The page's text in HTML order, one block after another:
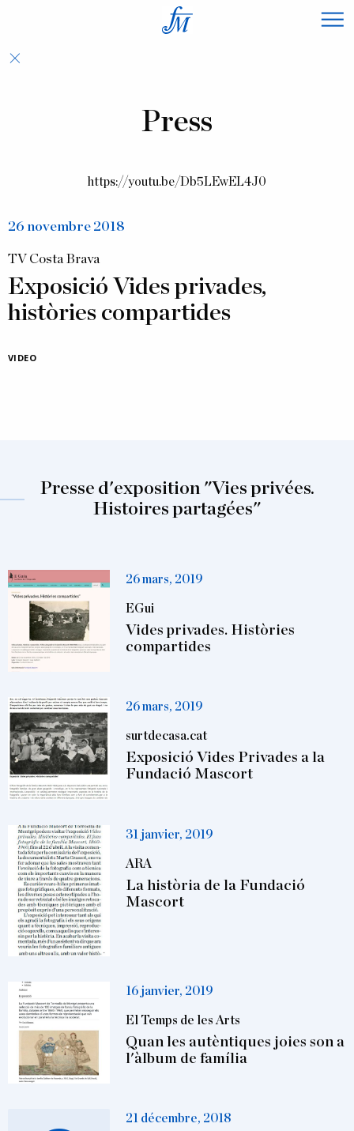
×
Press
26 novembre 2018
TV Costa Brava
Exposició Vides privades,
històries compartides
VIDEO
https://youtu.be/Db5LEwEL4J0
Presse d'exposition "Vies privées.
Histoires partagées"
26 mars, 2019
EGui
Vides privades. Històries
compartides
26 mars, 2019
surtdecasa.cat
Exposició Vides Privades a la
Fundació Mascort
31 janvier, 2019
ARA
La història de la Fundació
Mascort
16 janvier, 2019
El Temps de les Arts
Quan les autèntiques joies son a
l'àlbum de família
21 décembre, 2018